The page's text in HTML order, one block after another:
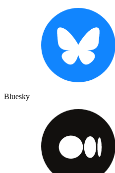
Bluesky